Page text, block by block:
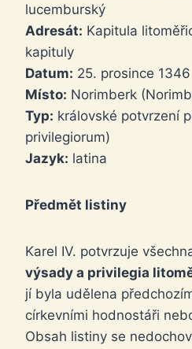
lucemburský
Adresát: Kapitula
kapituly
Datum: 25. prosince 1346
Místo: Norimberk
Typ: královské potvrzení
privilegiorum)
Jazyk: latina
Předmět listiny
Karel IV. potvrzuje
výsady a privilegia
jí byla udělena
církevními hodnostáři
Obsah listiny se